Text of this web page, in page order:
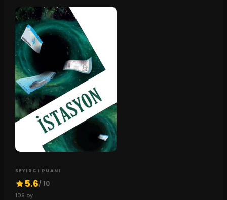
SEYIRCI PUANI
5.6/ 10
109 oy